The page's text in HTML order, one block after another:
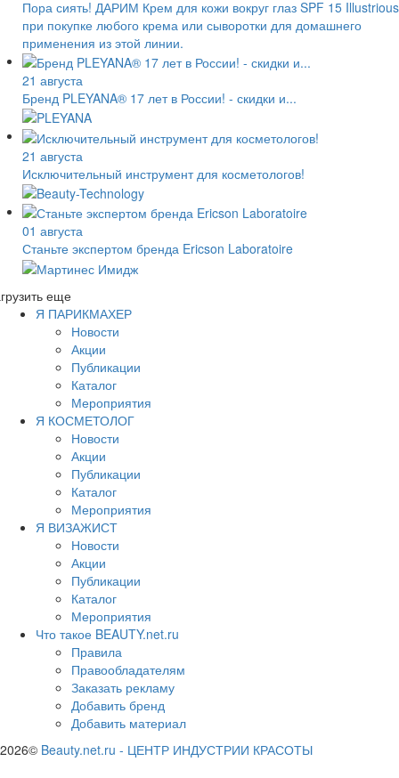
Пора сиять! ДАРИМ Крем для кожи вокруг глаз SPF 15 Illustrious
при покупке любого крема или сыворотки для домашнего
применения из этой линии.
21 августа
Бренд PLEYANA® 17 лет в России! - скидки и...
21 августа
Исключительный инструмент для косметологов!
01 августа
Станьте экспертом бренда Ericson Laboratoire
еще
Я ПАРИКМАХЕР
Новости
Акции
Публикации
Каталог
Мероприятия
Я КОСМЕТОЛОГ
Новости
Акции
Публикации
Каталог
Мероприятия
Я ВИЗАЖИСТ
Новости
Акции
Публикации
Каталог
Мероприятия
Что такое BEAUTY.net.ru
Правила
Правообладателям
Заказать рекламу
Добавить бренд
Добавить материал
2026© Beauty.net.ru - ЦЕНТР ИНДУСТРИИ КРАСОТЫ